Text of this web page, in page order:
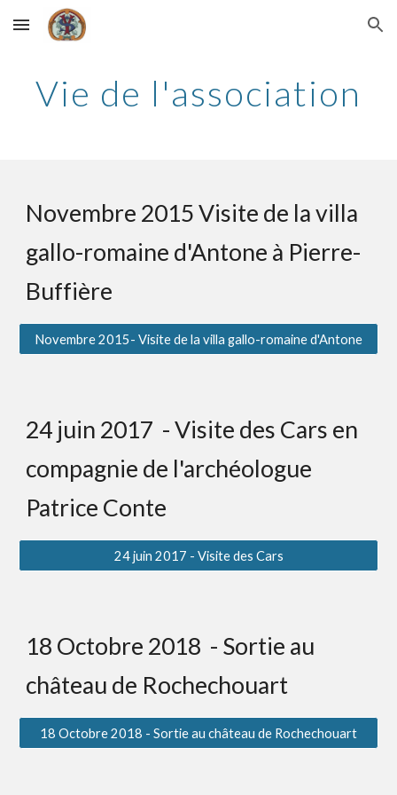
Skip to main content Skip to navigation
Vie de l'association
Novembre 2015 Visite de la villa
gallo-romaine d'Antone à Pierre-
Buffière
Novembre 2015- Visite de la villa gallo-romaine d'Antone
24 juin 2017  - Visite des Cars en
compagnie de l'archéologue
Patrice Conte
24 juin 2017 - Visite des Cars
18 Octobre 2018  - Sortie au
château de Rochechouart
18 Octobre 2018 - Sortie au château de Rochechouart